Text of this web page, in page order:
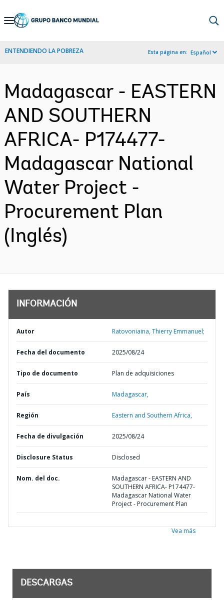
Skip
Navigation
ENTENDIENDO LA POBREZA Esta página en: Español
Madagascar - EASTERN
AND SOUTHERN
AFRICA- P174477-
Madagascar National
Water Project -
Procurement Plan
(Inglés)
INFORMACIÓN
Autor Ratovoniaina, Thierry Emmanuel;
Fecha del documento 2025/08/24
Tipo de documento Plan de adquisiciones
País Madagascar,
Región Eastern and Southern Africa,
Fecha de divulgación 2025/08/24
Disclosure Status Disclosed
Nom. del doc.
Madagascar - EASTERN AND
SOUTHERN AFRICA- P174477-
Madagascar National Water
Project - Procurement Plan
Vea más
DESCARGAS